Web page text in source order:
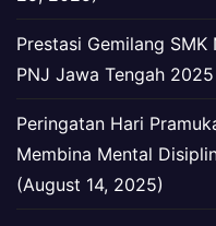
Prestasi Gemilang
PNJ Jawa Tengah
Peringatan Hari
Membina Mental
(August 14, 2025)